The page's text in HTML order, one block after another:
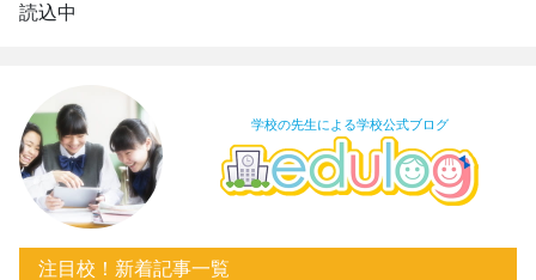
読込中
学校の先生による学校公式ブログ
注目校！新着記事一覧